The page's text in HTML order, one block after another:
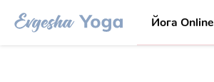
Йога Online